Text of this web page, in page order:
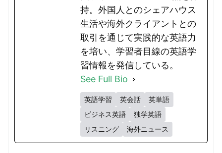
持。外国人とのシェアハウス
生活や海外クライアントとの
取引を通じて実践的な英語力
を培い、学習者目線の英語学
習情報を発信している。
See Full Bio
英語学習 英会話
英単語
ビジネス英語
独学英語
リスニング
海外ニュース